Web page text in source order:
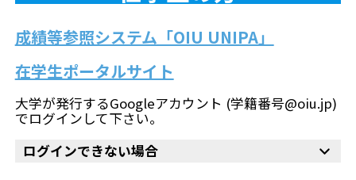
成績等参照システム「OIU UNIPA」
在学生ポータルサイト
大学が発行するGoogleアカウント (学籍番号@oiu.jp)
でログインして下さい。
ログインできない場合